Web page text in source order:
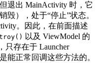
退出 MainActivity 时，它
毁），处于“停止”状态。
。因此，在前面描述
以及 ViewModel 的
只存在于 Launcher
能正常回调这些方法的。